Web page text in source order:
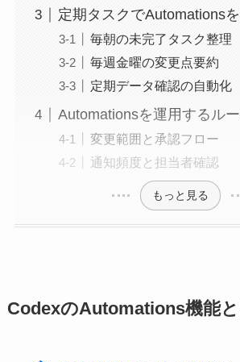
定期タスクでAutomations
毎朝の未完了タスク整理
毎週金曜の変更点要約
定期データ確認の自動化
Automationsを運用するル
変更範囲と承認フロー
通知頻度と担当者確認
もっと見る
CodexのAutomations機能